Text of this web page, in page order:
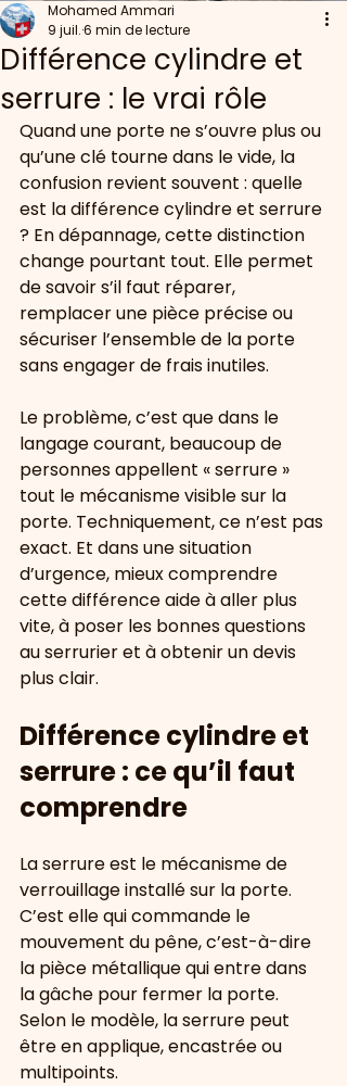
Différence cylindre et
serrure : le vrai rôle
Mohamed Ammari
9 juil.6 min de lecture
Quand une porte ne s’ouvre plus ou
qu’une clé tourne dans le vide, la
confusion revient souvent : quelle
est la différence cylindre et serrure
? En dépannage, cette distinction
change pourtant tout. Elle permet
de savoir s’il faut réparer,
remplacer une pièce précise ou
sécuriser l’ensemble de la porte
sans engager de frais inutiles.
Le problème, c’est que dans le
langage courant, beaucoup de
personnes appellent « serrure »
tout le mécanisme visible sur la
porte. Techniquement, ce n’est pas
exact. Et dans une situation
d’urgence, mieux comprendre
cette différence aide à aller plus
vite, à poser les bonnes questions
au serrurier et à obtenir un devis
plus clair.
Différence cylindre et
serrure : ce qu’il faut
comprendre
La serrure est le mécanisme de
verrouillage installé sur la porte.
C’est elle qui commande le
mouvement du pêne, c’est-à-dire
la pièce métallique qui entre dans
la gâche pour fermer la porte.
Selon le modèle, la serrure peut
être en applique, encastrée ou
multipoints.